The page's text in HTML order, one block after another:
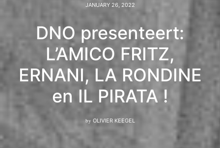
JANUARY 26, 2022
DNO presenteert:
L’AMICO FRITZ,
ERNANI, LA RONDINE
en IL PIRATA !
by OLIVIER KEEGEL